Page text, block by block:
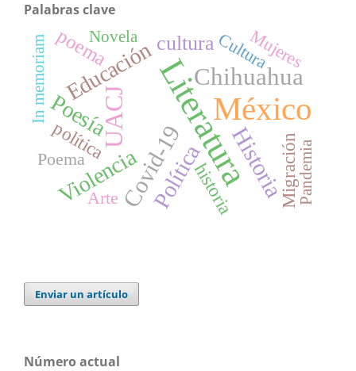
Palabras clave
LiteraturaMéxico
UACJ
Chihuahua
Historia
Covid-19
Poesía
Violencia
Educación
Política
cultura
poema
política
historia Migración
Cultura
Poema
Arte
Mujeres
In memoriam
Pandemia
Novela
Enviar un artículo
Número actual